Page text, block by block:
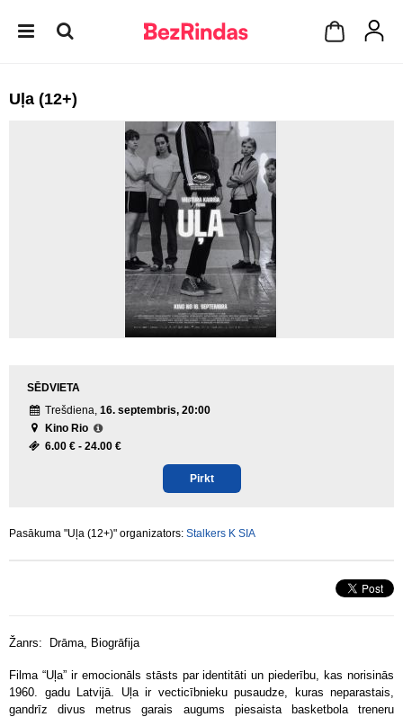
Uļa (12+)
SĒDVIETA
Trešdiena, 16. septembris, 20:00
Kino Rio
6.00 € - 24.00 €
Pirkt
Pasākuma "Uļa (12+)" organizators: Stalkers K SIA
Žanrs: Drāma, Biogrāfija
Filma “Uļa” ir emocionāls stāsts par identitāti un piederību, kas norisinās
1960. gadu Latvijā. Uļa ir vecticībnieku pusaudze, kuras neparastais,
gandrīz divus metrus garais augums piesaista basketbola treneru